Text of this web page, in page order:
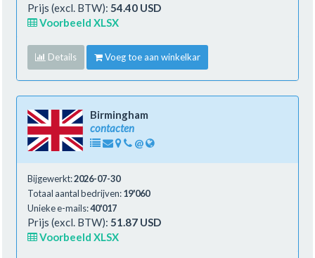
Prijs (excl. BTW): 54.40 USD
Voorbeeld XLSX
Details Voeg toe aan winkelkar
Birmingham
contacten
@
Bijgewerkt:2026-07-30
Totaal aantal bedrijven:19'060
Unieke e-mails:40'017
Prijs (excl. BTW): 51.87 USD
Voorbeeld XLSX